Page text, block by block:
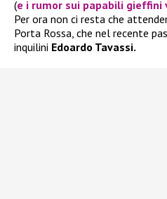
(e i rumor sui papabili gieffini
Per ora non ci resta che
Porta Rossa, che nel recente
inquilini Edoardo Tavassi.